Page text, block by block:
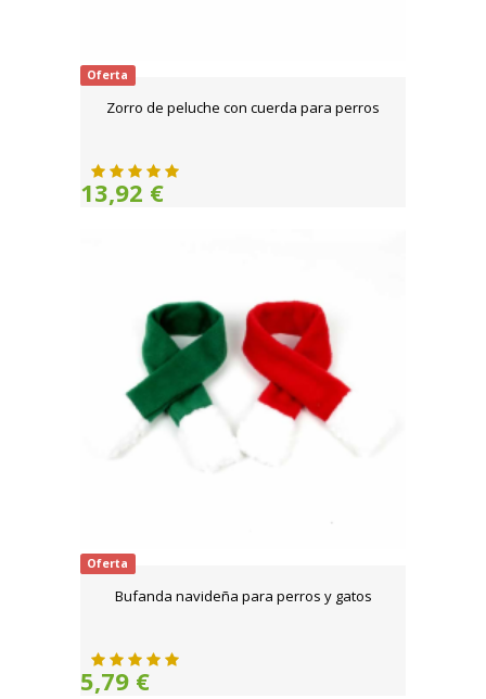
Oferta
Zorro de peluche con cuerda para perros
13,92 €
Oferta
Bufanda navideña para perros y gatos
5,79 €